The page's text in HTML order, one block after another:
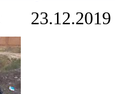
23.12.2019